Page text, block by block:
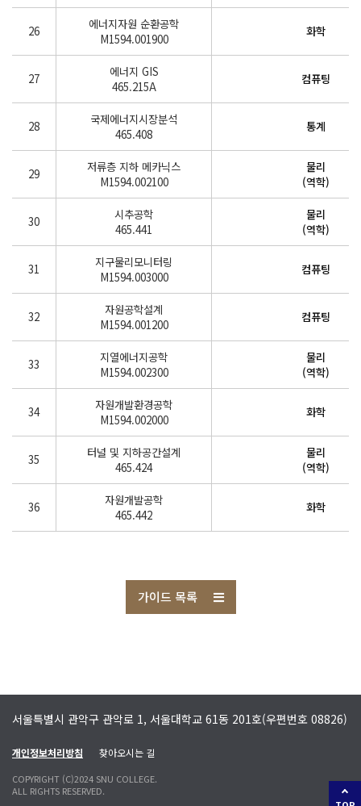
26
에너지자원 순환공학
M1594.001900
화학
27
에너지 GIS
465.215A
컴퓨팅
28
국제에너지시장분석
465.408
통계
29
저류층 지하 메카닉스
M1594.002100
물리
(역학)
30
시추공학
465.441
물리
(역학)
31
지구물리모니터링
M1594.003000
컴퓨팅
32
자원공학설계
M1594.001200
컴퓨팅
33
지열에너지공학
M1594.002300
물리
(역학)
34
자원개발환경공학
M1594.002000
화학
35
터널 및 지하공간설계
465.424
물리
(역학)
36
자원개발공학
465.442
화학
가이드 목록
서울특별시 관악구 관악로 1, 서울대학교 61동 201호(우편번호 08826)
개인정보처리방침 찾아오시는 길
COPYRIGHT (C)2024 SNU COLLEGE.
ALL RIGHTS RESERVED.